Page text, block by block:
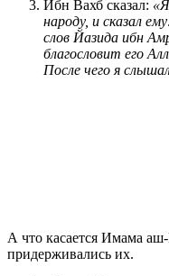
Ибн Вахб сказал:
народу, и сказал
слов Йазида ибн
благословит его
После чего я
А что касается Имама
придерживались их.